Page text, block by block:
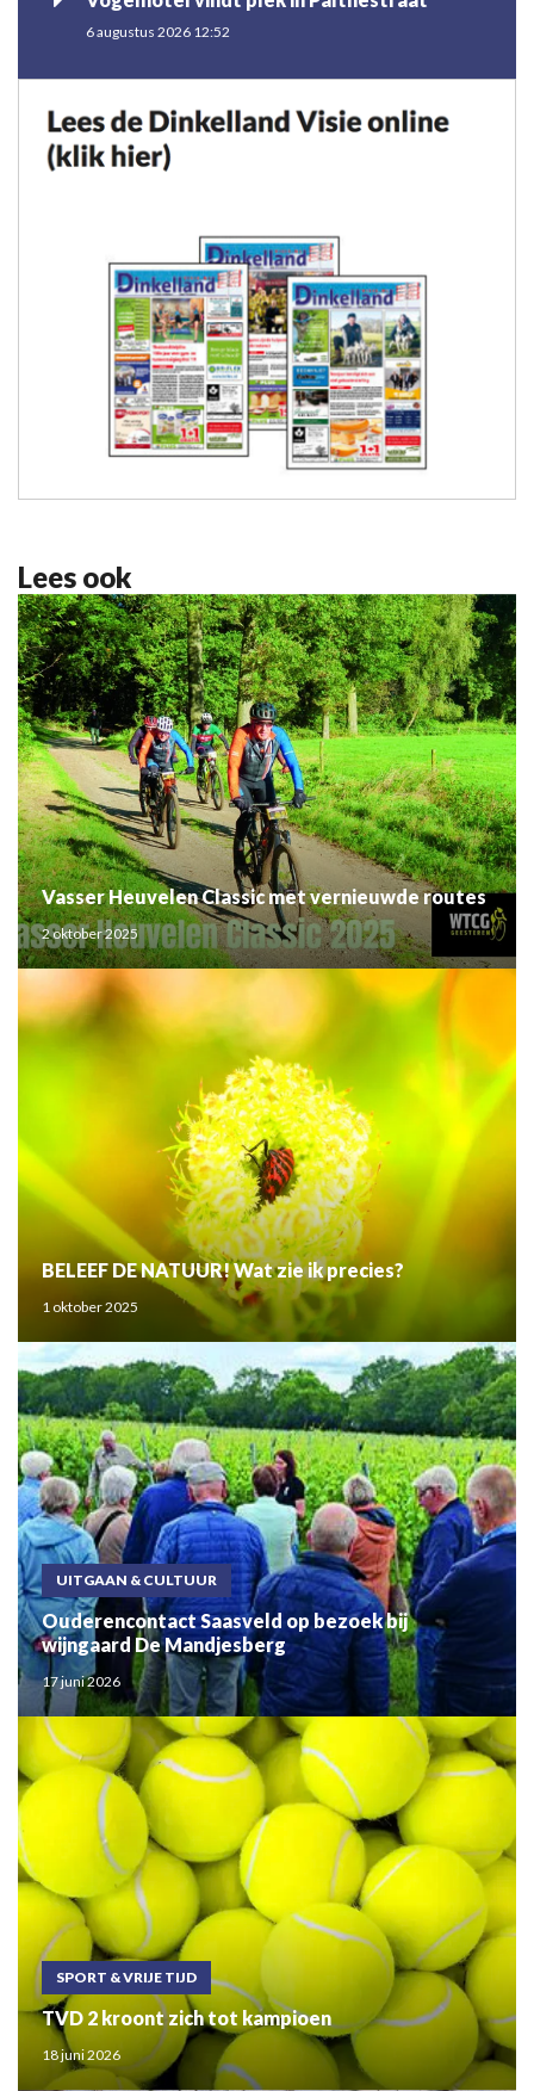
6 augustus 2026 12:52
Lees ook
Vasser Heuvelen Classic met vernieuwde routes
2 oktober 2025
BELEEF DE NATUUR! Wat zie ik precies?
1 oktober 2025
UITGAAN & CULTUUR
Ouderencontact Saasveld op bezoek bij
wijngaard De Mandjesberg
17 juni 2026
SPORT & VRIJE TIJD
TVD 2 kroont zich tot kampioen
18 juni 2026